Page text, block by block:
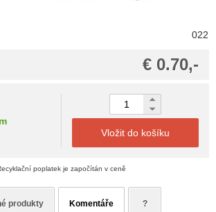
022
€ 0.70,-
Vložit do košíku
poplatek je započítán v ceně
produkty Komentáře ?